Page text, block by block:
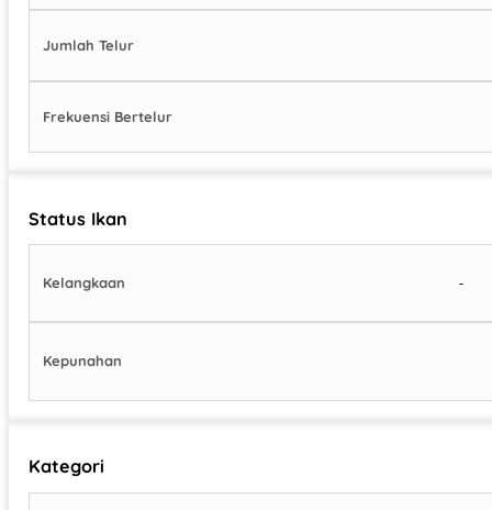
Jumlah Telur
Frekuensi Bertelur
Status Ikan
Kelangkaan -
Kepunahan
Kategori